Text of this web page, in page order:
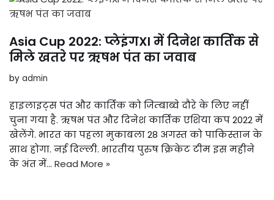
Asia Cup 2022: प्लेइंगXI में दिनेश कार्तिक से
मिले खतरे पर ऋषभ पंत का जवाब
by admin
हाइलाइट्स पंत और कार्तिक को जिम्बाब्वे दौरे के लिए नहीं
चुना गया है. ऋषभ पंत और दिनेश कार्तिक एशिया कप 2022 में
खेलेंगे. भारत का पहला मुकाबला 28 अगस्त को पाकिस्तान के
साथ होगा. नई दिल्ली. भारतीय पुरुष क्रिकेट टीम इस महीने
के अंत में… Read More »